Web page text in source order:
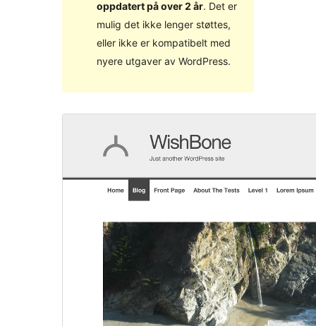
oppdatert på over 2 år. Det er
mulig det ikke lenger støttes,
eller ikke er kompatibelt med
nyere utgaver av WordPress.